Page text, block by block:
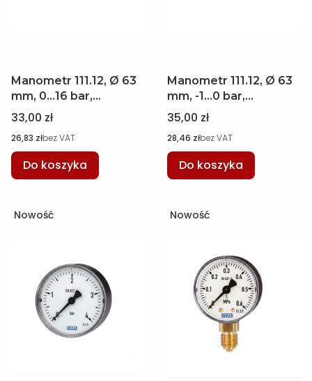
Manometr 111.12, Ø 63
mm, 0...16 bar,
przyłącze tylne M12 x
1,5 WIKA 7405735
Cena
33,00 zł
Cena
26,83 złbez VAT
Do koszyka
Manometr 111.12, Ø 63
mm, -1...0 bar,
przyłącze tylne M12 x
1,5 WIKA 7399132
Cena
35,00 zł
Cena
28,46 złbez VAT
Do koszyka
Nowość Nowość